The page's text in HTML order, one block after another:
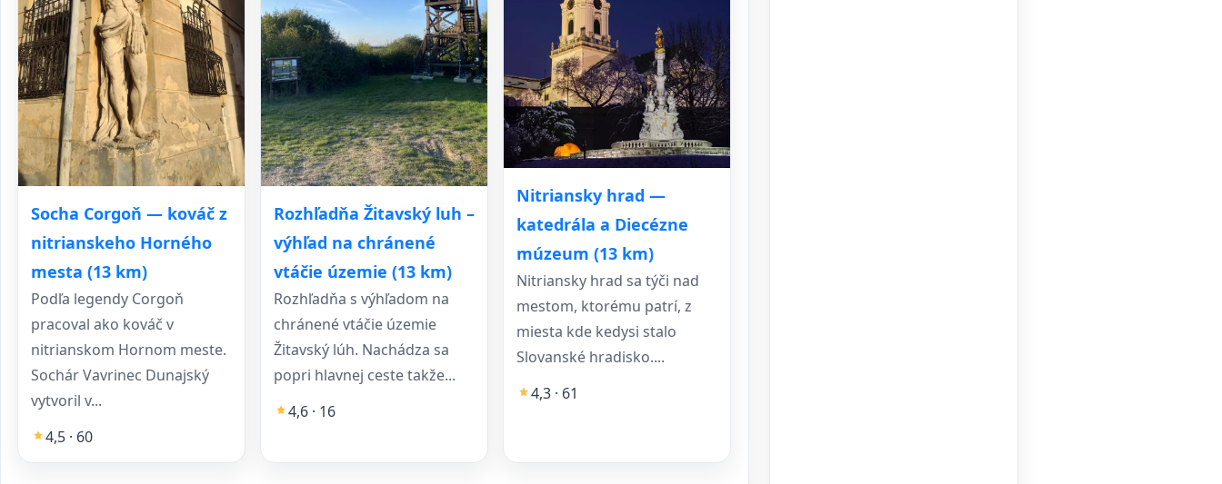
Socha Corgoň — kováč z
nitrianskeho Horného
mesta (13 km)
Podľa legendy Corgoň
pracoval ako kováč v
nitrianskom Hornom meste.
Sochár Vavrinec Dunajský
vytvoril v...
4,5 · 60
Rozhľadňa Žitavský luh –
výhľad na chránené
vtáčie územie (13 km)
Rozhľadňa s výhľadom na
chránené vtáčie územie
Žitavský lúh. Nachádza sa
popri hlavnej ceste takže...
4,6 · 16
Nitriansky hrad —
katedrála a Diecézne
múzeum (13 km)
Nitriansky hrad sa týči nad
mestom, ktorému patrí, z
miesta kde kedysi stalo
Slovanské hradisko....
4,3 · 61